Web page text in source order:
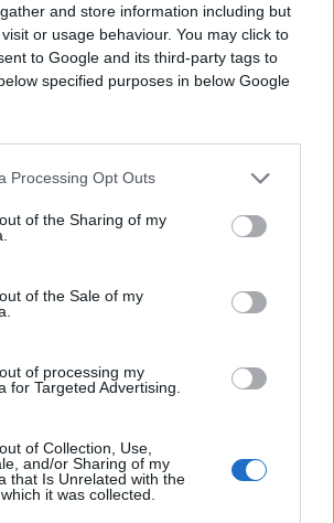
and store information including but
or usage behaviour. You may click to
to Google and its third-party tags to
specified purposes in below Google
Processing Opt Outs
of the Sharing of my
of the Sale of my
of processing my
for Targeted Advertising.
of Collection, Use,
and/or Sharing of my
that Is Unrelated with the
it was collected.